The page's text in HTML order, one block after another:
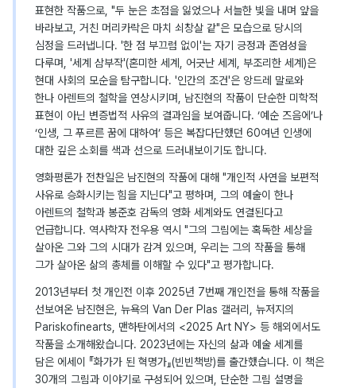
표현한 작품으로, "두 눈은 초점을 잃었으나 서늘한 빛을 내며 앞을
바라보고, 거친 머리카락은 마치 쇠창살 같"은 모습으로 당시의
심정을 드러냅니다. '한 점 부끄럼 없이'는 자기 긍정과 존엄성을
다루며, '세계 삼부작'(혼미한 세계, 어긋난 세계, 부조리한 세계)은
현대 사회의 모순을 탐구합니다. '인간의 조건'은 앙드레 말로와
한나 아렌트의 철학을 연상시키며, 남진현의 작품이 단순한 미학적
표현이 아닌 변증법적 사유의 결과임을 보여줍니다. ‘예순 즈음에’나
‘인생, 그 푸르른 꿈에 대하여’ 등은 복잡다단했던 60여년 인생에
대한 깊은 소회를 색과 선으로 드러내보이기도 합니다.
영화평론가 전찬일은 남진현의 작품에 대해 "개인적 사연을 보편적
사유로 승화시키는 힘을 지닌다"고 평하며, 그의 예술이 한나
아렌트의 철학과 봉준호 감독의 영화 세계와도 연결된다고
언급합니다. 역사학자 전우용 역시 "그의 그림에는 혹독한 세상을
살아온 그와 그의 시대가 감겨 있으며, 우리는 그의 작품을 통해
그가 살아온 삶의 총체를 이해할 수 있다"고 평가합니다.
2013년부터 첫 개인전 이후 2025년 7번째 개인전을 통해 작품을
선보여온 남진현은, 뉴욕의 Van Der Plas 갤러리, 뉴저지의
Pariskofinearts, 맨하탄에서의 <2025 Art NY> 등 해외에서도
작품을 소개해왔습니다. 2023년에는 자신의 삶과 예술 세계를
담은 에세이 『화가가 된 혁명가』(빈빈책방)를 출간했습니다. 이 책은
30개의 그림과 이야기로 구성되어 있으며, 단순한 그림 설명을